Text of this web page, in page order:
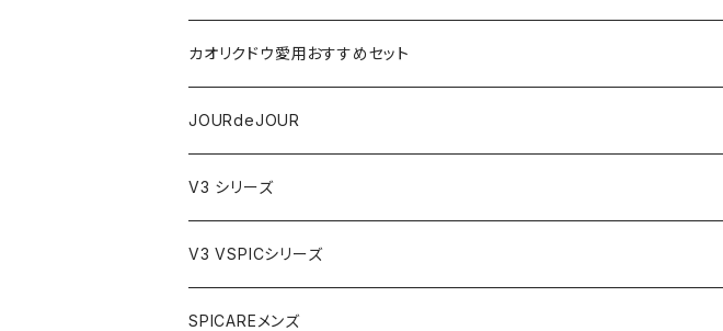
VSPIC R
テラヘルツかっさデュアルカーブ
ビューティフェイススティック・リン
VSPIC C グロウミスト
VSPICサンセラム
カオリクドウ愛用おすすめセット
JOURdeJOURセット
JOURdeJOUR＆テラヘルツかっさセット
JOURdeJOUR＆美顔器セット
紫外線対策セット
JOURdeJOUR
メディテーションゲル32
VEGANクレンジング
JOURdeJOURセット
V3 シリーズ
ルカドクリーム
V3エキサイティングファンデーション
V3 VSPICシリーズ
Cサンセラム
SPICAREメンズ